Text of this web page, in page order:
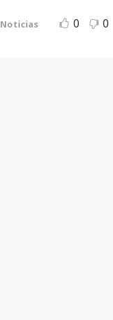
Noticias 0 0